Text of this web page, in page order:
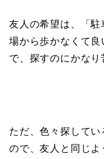
友人の希望は、「
場から歩かなくて
で、探すのにかなり
ただ、色々探して
ので、友人と同じ